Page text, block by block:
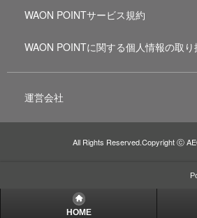
WAON POINTサービス規約
WAON POINTに関する個人情報の取
運営会社
All Rights Reserved.Copyright ⓒ
HOME